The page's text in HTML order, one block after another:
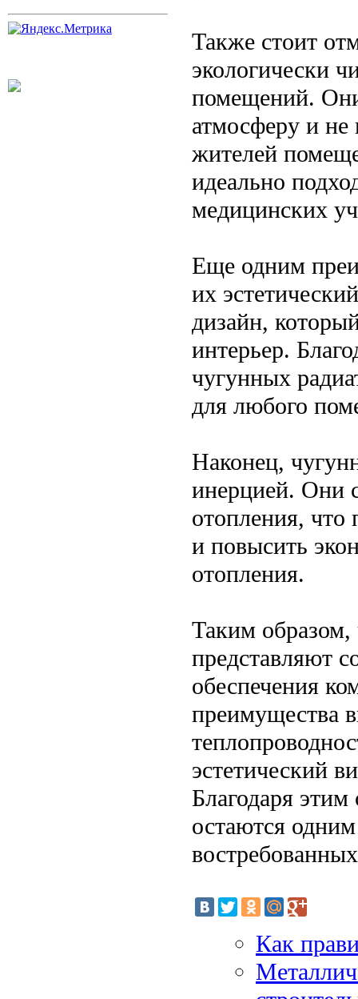
Также стоит
экологически
помещений.
атмосферу и не
жителей
идеально
медицинских
Еще одним
их
дизайн,
интерьер.
чугунных
для любого
Наконец,
инерцией. Они
отопления, что
и повысить
отопления.
Таким образом,
представляют
обеспечения
преимущества
эстетический
Благодаря
остаются
Как